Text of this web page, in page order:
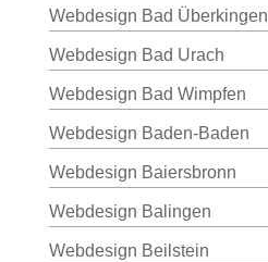
Webdesign Bad Überkingen
Webdesign Bad Urach
Webdesign Bad Wimpfen
Webdesign Baden-Baden
Webdesign Baiersbronn
Webdesign Balingen
Webdesign Beilstein